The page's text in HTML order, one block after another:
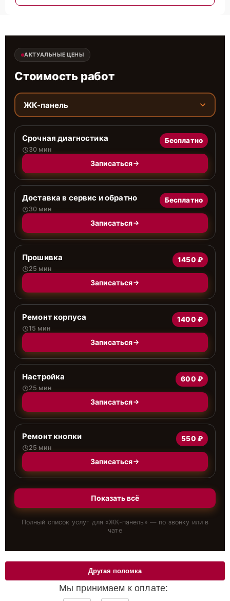
АКТУАЛЬНЫЕ ЦЕНЫ
Стоимость работ
ЖК-панель
Срочная диагностика
30 мин
Бесплатно
Записаться
Доставка в сервис и обратно
30 мин
Бесплатно
Записаться
Прошивка
25 мин
1450 ₽
Записаться
Ремонт корпуса
15 мин
1400 ₽
Записаться
Настройка
25 мин
600 ₽
Записаться
Ремонт кнопки
25 мин
550 ₽
Записаться
Показать всё
Полный список услуг для «ЖК-панель » — по звонку или в
чате
Мы принимаем к оплате:
Другая поломка